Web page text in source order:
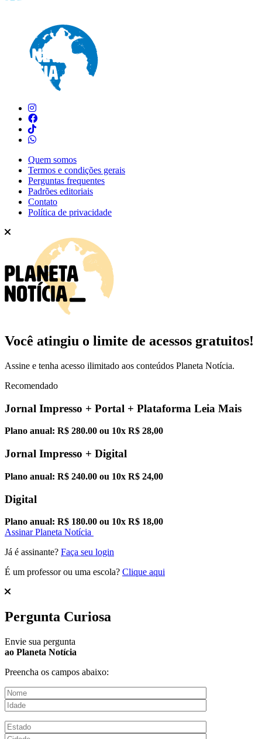
Quem somos
Termos e condições gerais
Perguntas frequentes
Padrões editoriais
Contato
Política de privacidade
Você atingiu o limite de acessos gratuitos!
Assine e tenha acesso ilimitado aos conteúdos Planeta Notícia.
Recomendado
Jornal Impresso + Portal + Plataforma Leia Mais
Plano anual: R$ 280.00 ou 10x R$ 28,00
Jornal Impresso + Digital
Plano anual: R$ 240.00 ou 10x R$ 24,00
Digital
Plano anual: R$ 180.00 ou 10x R$ 18,00
Assinar Planeta Notícia
Já é assinante? Faça seu login
É um professor ou uma escola? Clique aqui
Pergunta Curiosa
Envie sua pergunta
ao Planeta Notícia
Preencha os campos abaixo: